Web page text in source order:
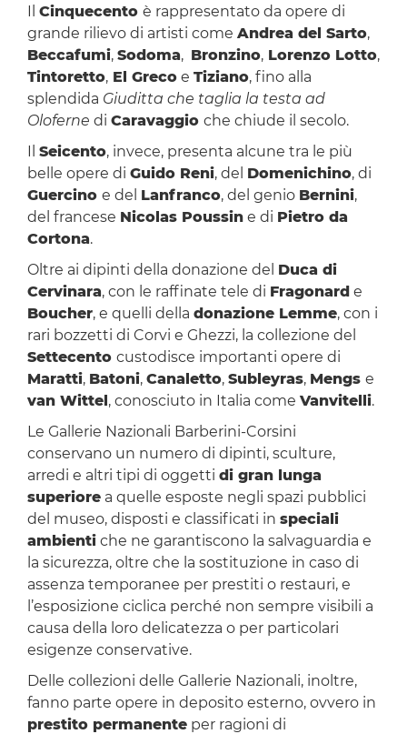
Il Cinquecento è rappresentato da opere di
grande rilievo di artisti come Andrea del Sarto,
Beccafumi, Sodoma, Bronzino,Lorenzo Lotto,
Tintoretto,El Grecoe Tiziano, fino alla
splendida Giuditta che taglia la testa ad
Oloferne di Caravaggio che chiude il secolo.
Il Seicento, invece, presenta alcune tra le più
belle opere di Guido Reni, del Domenichino, di
Guercino e del Lanfranco, del genio Bernini,
del francese Nicolas Poussine di Pietro da
Cortona.
Oltre ai dipinti della donazione del Duca di
Cervinara, con le raffinate tele di Fragonarde
Boucher, e quelli della donazione Lemme, con i
rari bozzetti di Corvi e Ghezzi, la collezione del
Settecento custodisce importanti opere di
Maratti, Batoni, Canaletto, Subleyras, Mengs e
van Wittel, conosciuto in Italia come Vanvitelli.
Le Gallerie Nazionali Barberini-Corsini
conservano un numero di dipinti, sculture,
arredi e altri tipi di oggetti di gran lunga
superiorea quelle esposte negli spazi pubblici
del museo, disposti e classificati in speciali
ambientiche ne garantiscono la salvaguardia e
la sicurezza, oltre che la sostituzione in caso di
assenza temporanee per prestiti o restauri, e
l’esposizione ciclica perché non sempre visibili a
causa della loro delicatezza o per particolari
esigenze conservative.
Delle collezioni delle Gallerie Nazionali, inoltre,
fanno parte opere in deposito esterno, ovvero in
prestito permanenteper ragioni di